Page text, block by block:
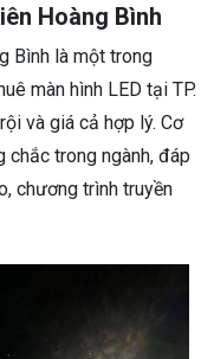
Hoàng Bình
Bình là một trong
màn hình LED tại TP.
và giá cả hợp lý. Cơ
trong ngành, đáp
chương trình truyền